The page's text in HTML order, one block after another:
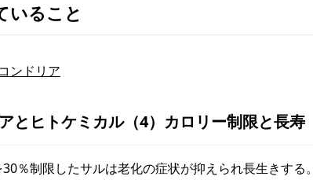
いること
ンドリア
とヒトケミカル（4）カロリー制限と長寿
30％制限したサルは老化の症状が抑えられ長生きす